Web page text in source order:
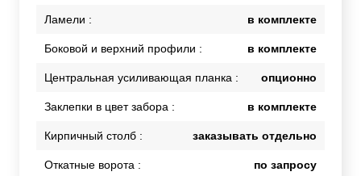
Ламели : в комплекте
Боковой и верхний профили : в комплекте
Центральная усиливающая планка : опционно
Заклепки в цвет забора : в комплекте
Кирпичный столб : заказывать отдельно
Откатные ворота : по запросу